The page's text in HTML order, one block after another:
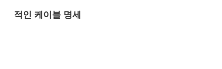
적인 케이블 명세